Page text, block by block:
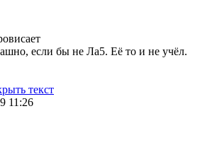
если бы не Ла5. Её то и не учёл.
текст
11:26